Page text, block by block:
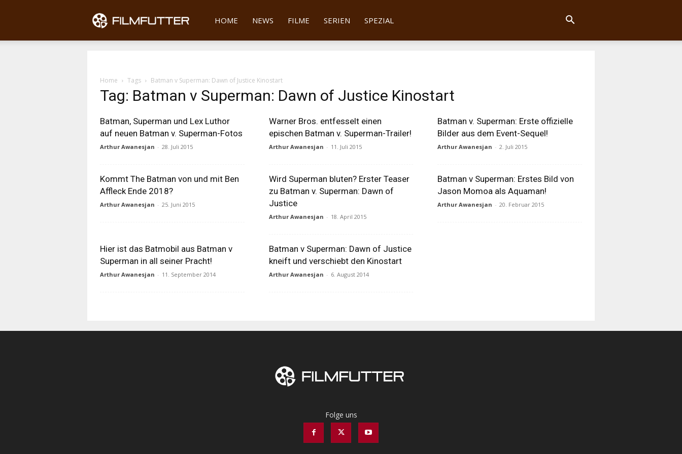
Filmfutter
HOME NEWS FILME SERIEN SPEZIAL
Home Tags Batman v Superman: Dawn of Justice Kinostart
Tag: Batman v Superman: Dawn of Justice Kinostart
Batman, Superman und Lex Luthor
auf neuen Batman v. Superman-Fotos
Arthur Awanesjan - 28. Juli 2015
Warner Bros. entfesselt einen
epischen Batman v. Superman-Trailer!
Arthur Awanesjan - 11. Juli 2015
Batman v. Superman: Erste offizielle
Bilder aus dem Event-Sequel!
Arthur Awanesjan - 2. Juli 2015
Kommt The Batman von und mit Ben
Affleck Ende 2018?
Arthur Awanesjan - 25. Juni 2015
Wird Superman bluten? Erster Teaser
zu Batman v. Superman: Dawn of
Justice
Arthur Awanesjan - 18. April 2015
Batman v Superman: Erstes Bild von
Jason Momoa als Aquaman!
Arthur Awanesjan - 20. Februar 2015
Hier ist das Batmobil aus Batman v
Superman in all seiner Pracht!
Arthur Awanesjan - 11. September 2014
Batman v Superman: Dawn of Justice
kneift und verschiebt den Kinostart
Arthur Awanesjan - 6. August 2014
Folge uns